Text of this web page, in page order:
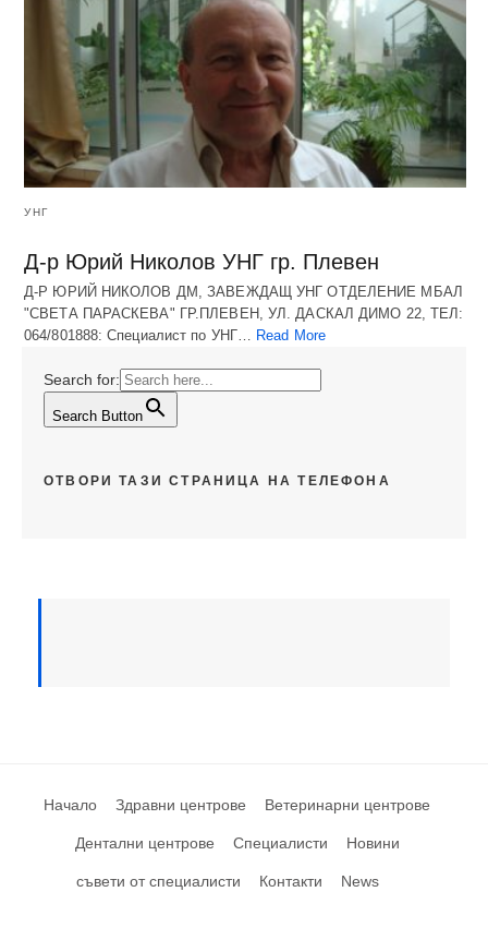
УНГ
Д-р Юрий Николов УНГ гр. Плевен
Д-Р ЮРИЙ НИКОЛОВ ДМ, ЗАВЕЖДАЩ УНГ ОТДЕЛЕНИЕ МБАЛ
"СВЕТА ПАРАСКЕВА" ГР.ПЛЕВЕН, УЛ. ДАСКАЛ ДИМО 22, ТЕЛ:
064/801888: Специалист по УНГ… Read More
Search for:
Search Button
ОТВОРИ ТАЗИ СТРАНИЦА НА ТЕЛЕФОНА
Начало Здравни центрове Ветеринарни центрове
Дентални центрове Специалисти Новини
съвети от специалисти Контакти News